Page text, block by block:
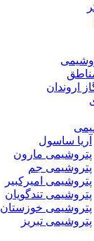
اروندان
آریا ساسول
پتروشیمی مارون
پتروشیمی جم
پتروشیمی امیرکبیر
پتروشیمی تندگویان
پتروشیمی خوزستان
پتروشیمی تبریز